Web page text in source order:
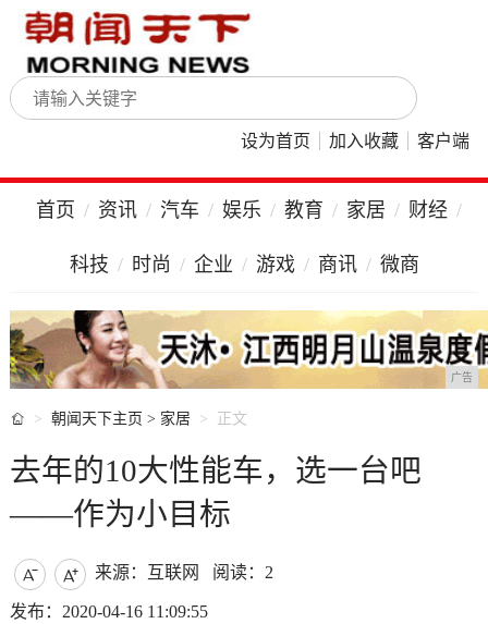
设为首页 加入收藏 客户端
首页 资讯 汽车 娱乐 教育 家居 财经
科技 时尚 企业 游戏 商讯 微商
广告
 朝闻天下主页 > 家居 正文
去年的10大性能车，选一台吧
——作为小目标
  来源：互联网 阅读：2
发布：2020-04-16 11:09:55